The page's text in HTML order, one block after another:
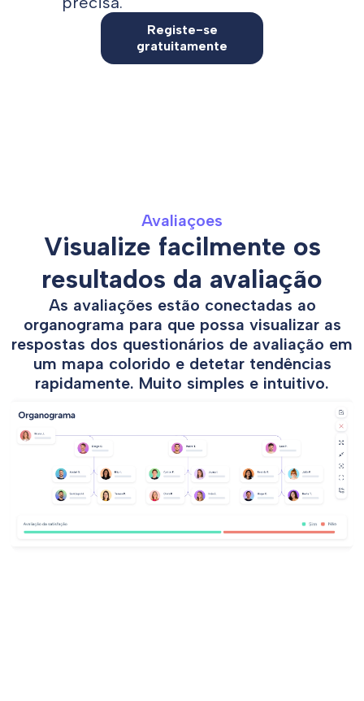
Registe-se
gratuitamente
Avaliaçoes
Visualize facilmente os
resultados da avaliação
As avaliações estão conectadas ao
organograma para que possa visualizar as
respostas dos questionários de avaliação em
um mapa colorido e detetar tendências
rapidamente. Muito simples e intuitivo.